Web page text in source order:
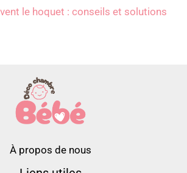
le hoquet : conseils et solutions
À propos de nous